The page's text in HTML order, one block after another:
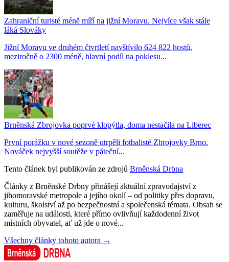
Zahraniční turisté méně míří na jižní Moravu. Nejvíce však stále
láká Slováky
Jižní Moravu ve druhém čtvrtletí navštívilo 624 822 hostů,
meziročně o 2300 méně, hlavní podíl na poklesu...
Brněnská Zbrojovka poprvé klopýtla, doma nestačila na Liberec
První porážku v nové sezoně utrpěli fotbalisté Zbrojovky Brno.
Nováček nejvyšší soutěže v páteční...
Tento článek byl publikován ze zdrojů Brněnská Drbna
Články z Brněnské Drbny přinášejí aktuální zpravodajství z
jihomoravské metropole a jejího okolí – od politiky přes dopravu,
kulturu, školství až po bezpečnostní a společenská témata. Obsah se
zaměřuje na události, které přímo ovlivňují každodenní život
místních obyvatel, ať už jde o nové...
Všechny články tohoto autora →